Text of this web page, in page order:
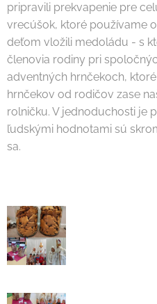
pripravili prekvapenie pre
vrecúšok, ktoré používame
deťom vložili medoládu - s
členovia rodiny pri
adventných hrnčekoch,
hrnčekov od rodičov zase
rolničku. V jednoduchosti je
ľudskými hodnotami sú
sa.